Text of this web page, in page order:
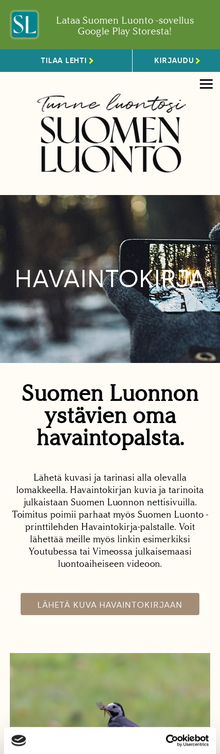
Lataa Suomen Luonto -sovellus
Google Play Storesta!
TILAA LEHTI KIRJAUDU
HAVAINTOKIRJA
Suomen Luonnon
ystävien oma
havaintopalsta.
Lähetä kuvasi ja tarinasi alla olevalla
lomakkeella. Havaintokirjan kuvia ja tarinoita
julkaistaan Suomen Luonnon nettisivuilla.
Toimitus poimii parhaat myös Suomen Luonto -
printtilehden Havaintokirja-palstalle. Voit
lähettää meille myös linkin esimerkiksi
Youtubessa tai Vimeossa julkaisemaasi
luontoaiheiseen videoon.
LÄHETÄ KUVA HAVAINTOKIRJAAN